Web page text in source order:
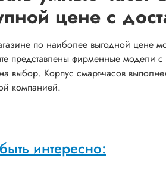
цене с
по наиболее выгодной цене
представлены фирменные модели
выбор. Корпус смарт-часов
компанией.
интересно: